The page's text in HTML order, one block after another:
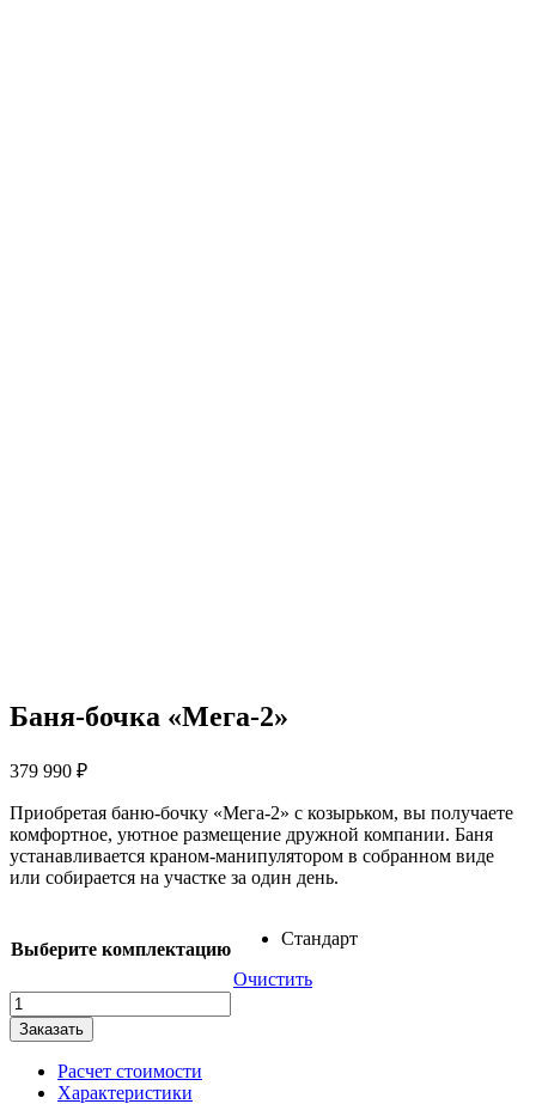
Баня-бочка «Мега-2»
379 990 ₽
Приобретая баню-бочку «Мега-2» с козырьком, вы получаете
комфортное, уютное размещение дружной компании. Баня
устанавливается краном-манипулятором в собранном виде
или собирается на участке за один день.
Выберите комплектацию
Стандарт
Очистить
Количество
товара
Баня-
бочка
"Мега-2"
Заказать
Расчет стоимости
Характеристики